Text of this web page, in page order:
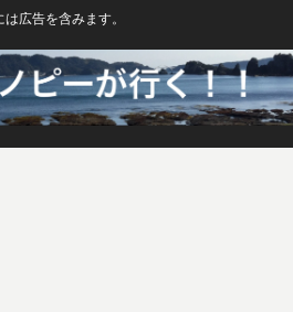
は広告を含みます。